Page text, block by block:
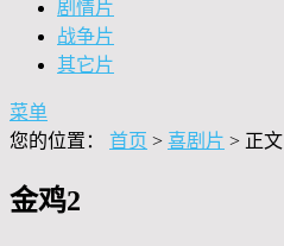
剧情片
战争片
其它片
菜单
您的位置： 首页 > 喜剧片 > 正文
金鸡2